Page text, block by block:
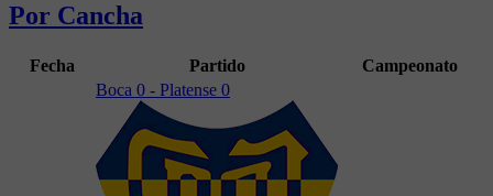
Por Cancha
Fecha Partido
Campeonato
Boca 0 - Platense 0